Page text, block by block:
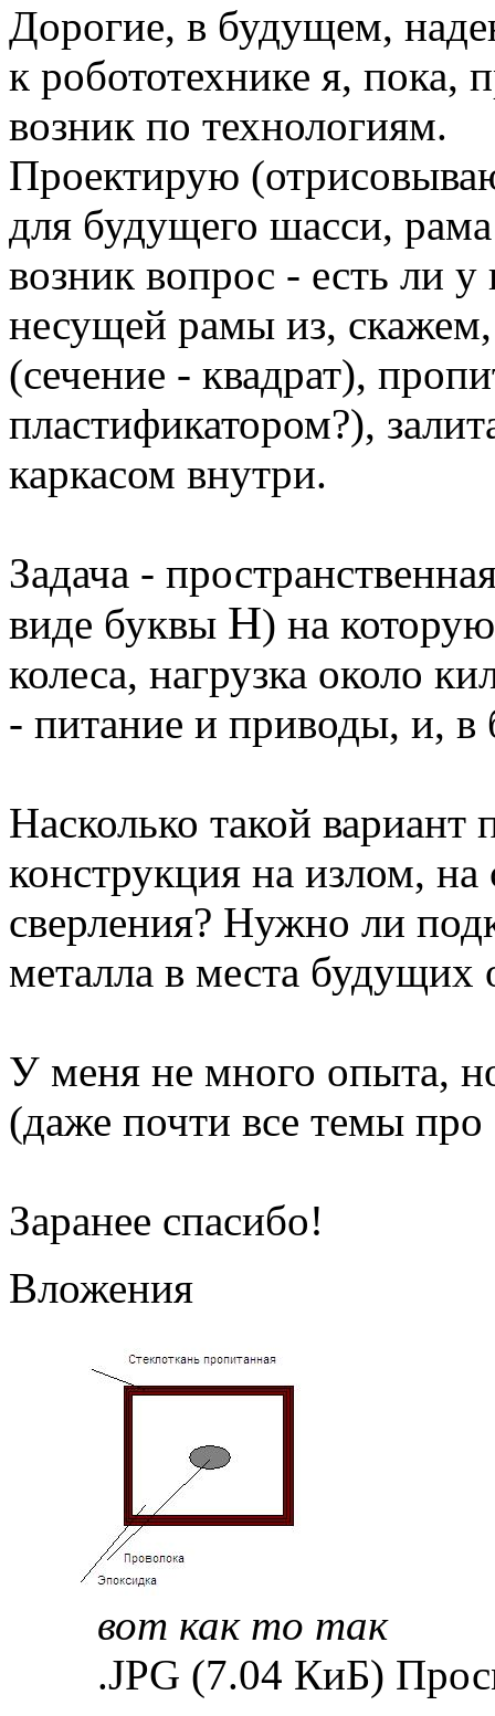
Дорогие, в будущем,
к робототехнике я, пока,
возник по технологиям.
Проектирую
для будущего шасси,
возник вопрос - есть ли у
несущей рамы из, скажем,
(сечение - квадрат),
пластификатором?),
каркасом внутри.
Задача -
виде буквы Н) на
колеса, нагрузка около
- питание и приводы, и,
Насколько такой вариант
конструкция на излом, на
сверления? Нужно ли
металла в места будущих
У меня не много опыта,
(даже почти все темы
Заранее спасибо!
Вложения
вот как то так
.JPG (7.04 КиБ)